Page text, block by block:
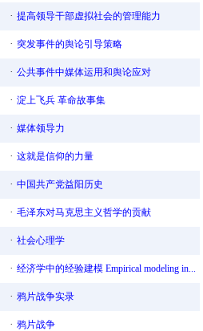
· 提高领导干部虚拟社会的管理能力
· 突发事件的舆论引导策略
· 公共事件中媒体运用和舆论应对
· 淀上飞兵 革命故事集
· 媒体领导力
· 这就是信仰的力量
· 中国共产党益阳历史
· 毛泽东对马克思主义哲学的贡献
· 社会心理学
· 经济学中的经验建模 Empirical modeling in...
· 鸦片战争实录
· 鸦片战争